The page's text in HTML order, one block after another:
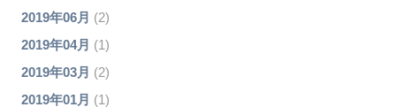
2019年06月 (2)
2019年04月 (1)
2019年03月 (2)
2019年01月 (1)